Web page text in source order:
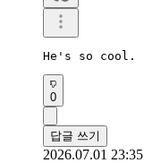
He's so cool.
0
답글 쓰기
2026.07.01 23:35